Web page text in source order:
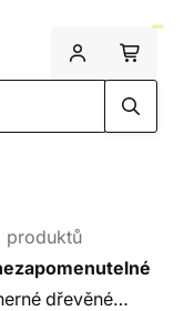
dřevěné